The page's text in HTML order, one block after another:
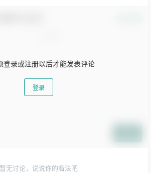
登录或注册以后才能发表评论
登录
暂无讨论，说说你的看法吧